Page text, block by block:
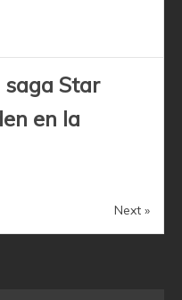
saga Star
en la
Next »